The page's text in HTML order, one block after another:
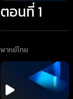
ตอนที่ 1
พากย์ไทย